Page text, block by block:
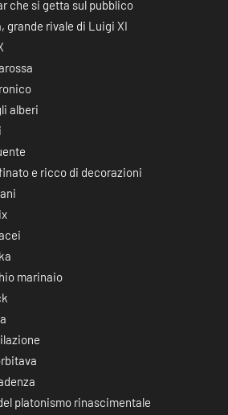
che si getta sul pubblico
grande rivale di Luigi XI
alberi
e ricco di decorazioni
marinaio
platonismo rinascimentale